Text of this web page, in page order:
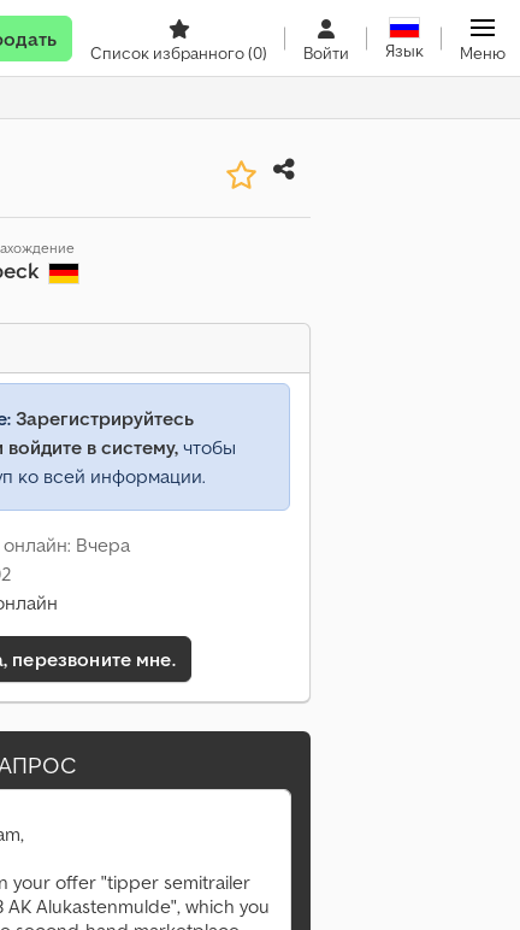
Список избранного(0) Войти Язык Меню
Зарегистрируйтесь
в систему, чтобы
ко всей информации.
Вчера
перезвоните мне.